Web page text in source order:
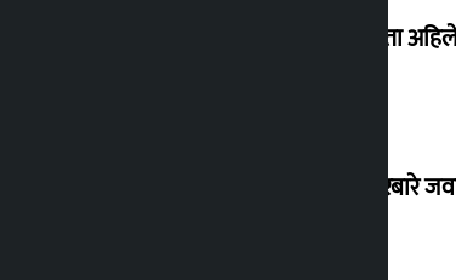
‘देशमा कहिल्यै नभएको शासकीय अराजकता
सांसद यादवले उठाएको ढल्केबर ट्रमा सेन्टरबारे